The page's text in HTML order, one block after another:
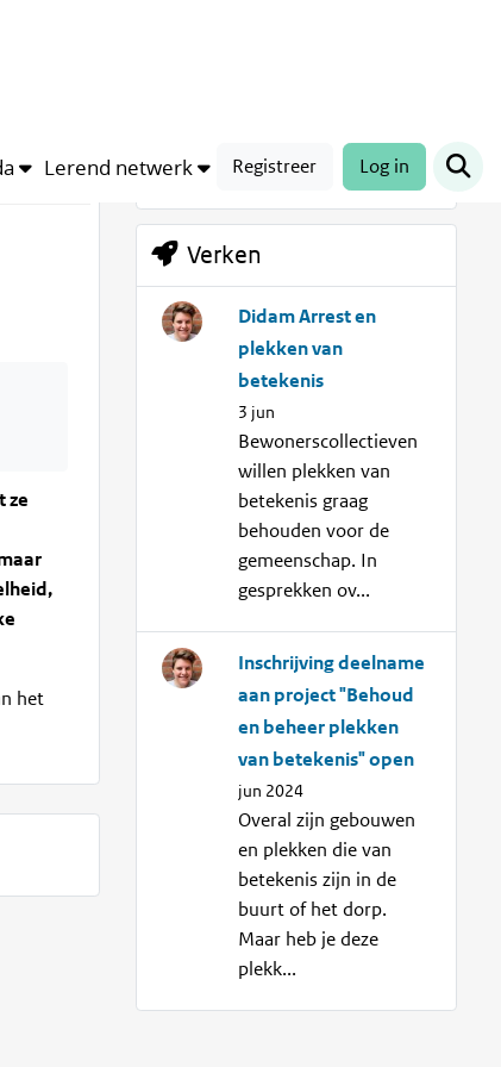
Lerend netwerk Registreer Log in
ze
het
Verken
Didam Arrest en
plekken van
betekenis
3 jun
Bewonerscollectieven
willen plekken van
betekenis graag
behouden voor de
gemeenschap. In
gesprekken ov...
Inschrijving deelname
aan project "Behoud
en beheer plekken
van betekenis" open
jun 2024
Overal zijn gebouwen
en plekken die van
betekenis zijn in de
buurt of het dorp.
Maar heb je deze
plekk...